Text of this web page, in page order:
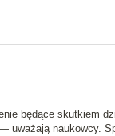
będące skutkiem
uważają naukowcy.